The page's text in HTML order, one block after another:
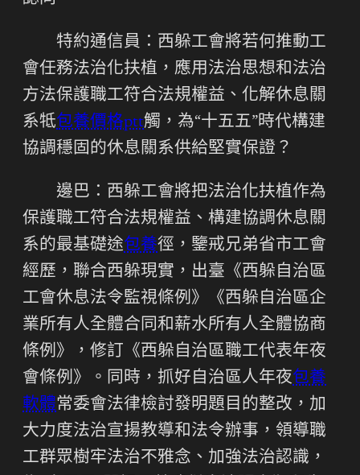
特約通信員：西躲工會將若何推動工
會任務法治化扶植，應用法治思想和法治
方法保護職工符合法規權益、化解休息關
系牴包養價格ptt觸，為“十五五”時代構建
協調穩固的休息關系供給堅實保證？
邊巴：西躲工會將把法治化扶植作為
保護職工符合法規權益、構建協調休息關
系的最基礎途包養徑，鑒戒兄弟省市工會
經歷，聯合西躲現實，出臺《西躲自治區
工會休息法令監視條例》《西躲自治區企
業所有人全體合同和薪水所有人全體協商
條例》，修訂《西躲自治區職工代表年夜
會條例》。同時，抓好自治區人年夜包養
軟體常委會法律檢討發明題目的整改，加
大力度法治宣揚教導和法令辦事，領導職
工群眾樹牢法治不雅念、加強法治認識，